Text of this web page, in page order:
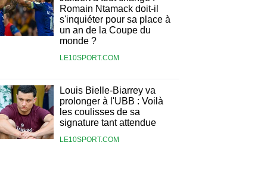
Romain Ntamack doit-il
s'inquiéter pour sa place à
un an de la Coupe du
monde ?
LE10SPORT.COM
Louis Bielle-Biarrey va
prolonger à l'UBB : Voilà
les coulisses de sa
signature tant attendue
LE10SPORT.COM